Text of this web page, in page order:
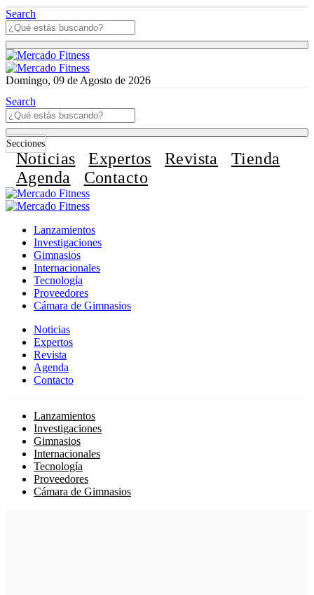
Search
Domingo, 09 de Agosto de 2026
Search
Secciones
Noticias Expertos Revista
Tienda
Agenda
Contacto
Lanzamientos
Investigaciones
Gimnasios
Internacionales
Tecnología
Proveedores
Cámara de Gimnasios
Noticias
Expertos
Revista
Agenda
Contacto
Lanzamientos
Investigaciones
Gimnasios
Internacionales
Tecnología
Proveedores
Cámara de Gimnasios